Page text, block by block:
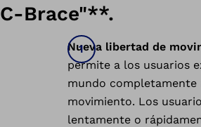
C-Brace"**.
Nueva libertad de
permite a los usuarios
mundo completamente
movimiento. Los
lentamente o